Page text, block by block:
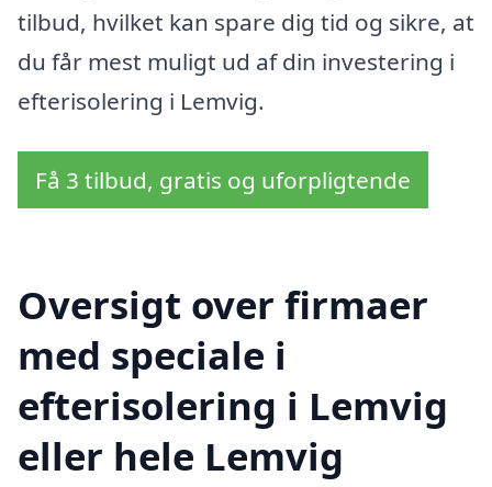
tilbud, hvilket kan spare dig tid og sikre, at
du får mest muligt ud af din investering i
efterisolering i Lemvig.
Få 3 tilbud, gratis og uforpligtende
Oversigt over firmaer
med speciale i
efterisolering i Lemvig
eller hele Lemvig